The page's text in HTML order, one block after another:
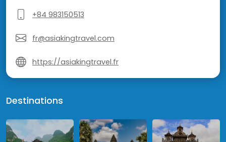
+84 983150513
fr@asiakingtravel.com
https://asiakingtravel.fr
Destinations